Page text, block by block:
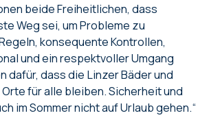
beide Freiheitlichen, dass
Weg sei, um Probleme zu
konsequente Kontrollen,
und ein respektvoller Umgang
dafür, dass die Linzer Bäder und
für alle bleiben. Sicherheit und
im Sommer nicht auf Urlaub gehen.“